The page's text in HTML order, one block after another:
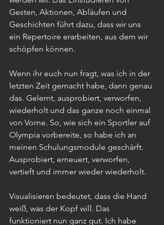
Gesten, Aktionen, Abläufen und
Geschichten führt dazu, dass wir uns
ein Repertoire erarbeiten, aus dem wir
schöpfen können.
Wenn ihr euch nun fragt, was ich in der
letzten Zeit gemacht habe, dann genau
das. Gelernt, ausprobiert, verworfen,
wiederholt und das ganze noch einmal
von Vorne. So, wie sich ein Sportler auf
Olympia vorbereite, so habe ich an
meinen Schulungsmodule geschärft.
Ausprobiert, erneuert, verworfen,
vertieft und immer wieder wiederholt.
Visualisieren bedeutet, dass die Hand
weiß, was der Kopf will. Das
funktioniert nun ganz gut. Ich habe